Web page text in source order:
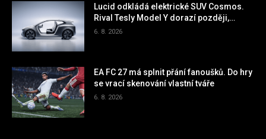
Lucid odkládá elektrické SUV Cosmos.
Rival Tesly Model Y dorazí později,
automobilka nechce opakovat staré
6. 8. 2026
EA FC 27 má splnit přání fanoušků. Do hry
se vrací skenování vlastní tváře
6. 8. 2026